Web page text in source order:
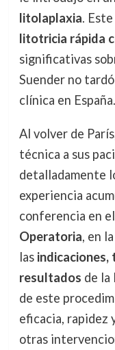
litolaplaxia.
litotricia rápida
significativas
Suender no
clínica en España.
Al volver de
técnica a sus
detalladamente
experiencia
conferencia en el
Operatoria, en
las
resultados de la
de este
eficacia, rapidez
otras